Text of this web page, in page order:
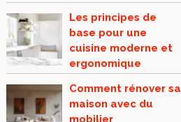
Les principes de
base pour une
cuisine moderne et
ergonomique
Comment rénover sa
maison avec du
mobilier